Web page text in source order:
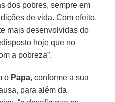
dos pobres, sempre em
de vida. Com efeito,
mais desenvolvidas do
hoje que no
a pobreza”.
o Papa, conforme a sua
para além da